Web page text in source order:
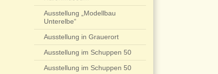
Ausstellung „Modellbau
Unterelbe“
Ausstellung in Grauerort
Ausstellung im Schuppen 50
Ausstellung im Schuppen 50